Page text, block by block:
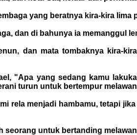
yang beratnya kira-kira lima
dan di bahunya ia memanggul
dan mata tombaknya kira-
"Apa yang sedang kamu
turun untuk bertempur
rela menjadi hambamu, tetapi
seorang untuk bertanding